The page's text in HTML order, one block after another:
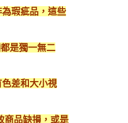
瑕疵品，這些
是獨一無二
差和大小視
商品缺損，或是